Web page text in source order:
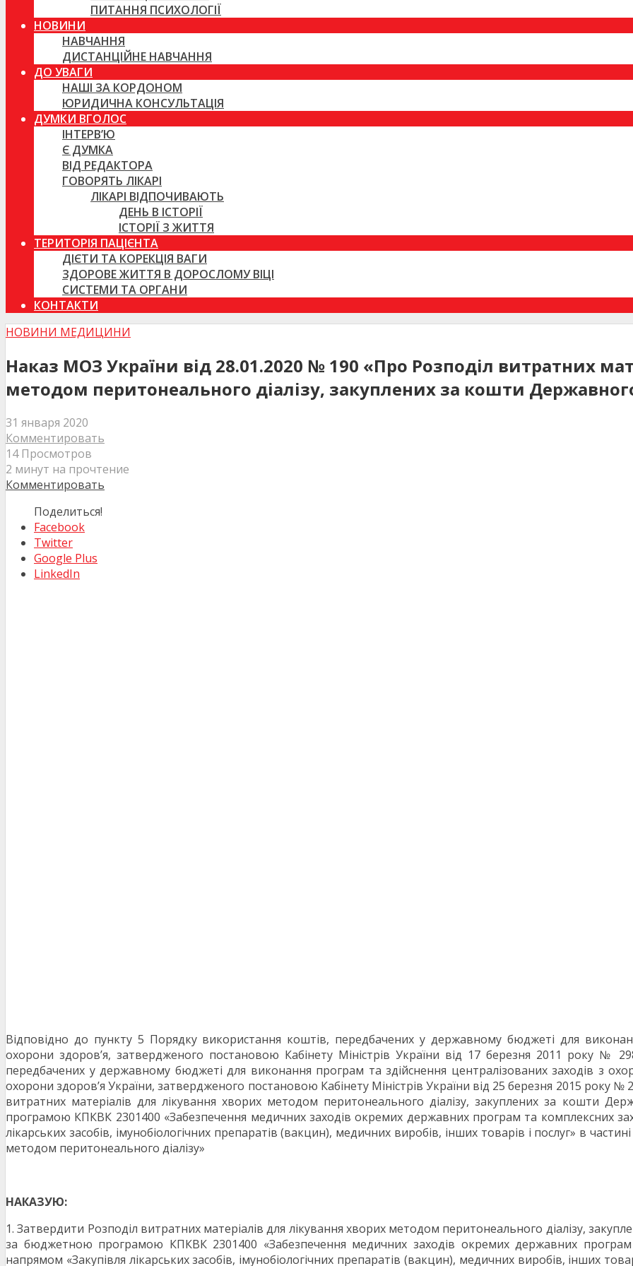
ПИТАННЯ ПСИХОЛОГІЇ
НОВИНИ
НАВЧАННЯ
ДИСТАНЦІЙНЕ НАВЧАННЯ
ДО УВАГИ
НАШІ ЗА КОРДОНОМ
ЮРИДИЧНА КОНСУЛЬТАЦІЯ
ДУМКИ ВГОЛОС
ІНТЕРВ’Ю
Є ДУМКА
ВІД РЕДАКТОРА
ГОВОРЯТЬ ЛІКАРІ
ЛІКАРІ ВІДПОЧИВАЮТЬ
ДЕНЬ В ІСТОРІЇ
ІСТОРІЇ З ЖИТТЯ
ТЕРИТОРІЯ ПАЦІЄНТА
ДІЄТИ ТА КОРЕКЦІЯ ВАГИ
ЗДОРОВЕ ЖИТТЯ В ДОРОСЛОМУ ВІЦІ
СИСТЕМИ ТА ОРГАНИ
КОНТАКТИ
НОВИНИ МЕДИЦИНИ
Наказ МОЗ України від 28.01.2020 № 190 «Про Розподіл витратних
методом перитонеального діалізу, закуплених за кошти
31 января 2020
Комментировать
14 Просмотров
2 минут на прочтение
Комментировать
Поделиться!
Facebook
Twitter
Google Plus
LinkedIn
Відповідно до пункту 5 Порядку використання коштів, передбачених у державному бюджеті для
охорони здоров’я, затвердженого постановою Кабінету Міністрів України від 17 березня 2011 року №
передбачених у державному бюджеті для виконання програм та здійснення централізованих заходів з
охорони здоров’я України, затвердженого постановою Кабінету Міністрів України від 25 березня 2015 року
витратних матеріалів для лікування хворих методом перитонеального діалізу, закуплених за кошти
програмою КПКВК 2301400 «Забезпечення медичних заходів окремих державних програм та комплексних
лікарських засобів, імунобіологічних препаратів (вакцин), медичних виробів, інших товарів і послуг» в
методом перитонеального діалізу»
НАКАЗУЮ:
1. Затвердити Розподіл витратних матеріалів для лікування хворих методом перитонеального діалізу,
за бюджетною програмою КПКВК 2301400 «Забезпечення медичних заходів окремих державних програм
напрямом «Закупівля лікарських засобів, імунобіологічних препаратів (вакцин), медичних виробів, інших